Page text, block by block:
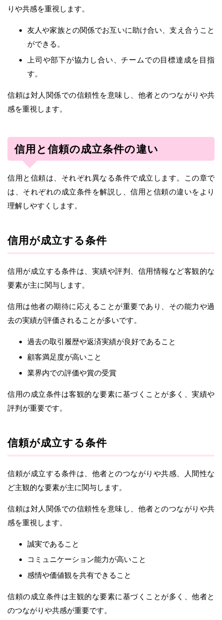
りや共感を重視します。
友人や家族との関係でお互いに助け合い、支え合うこと
ができる。
上司や部下が協力し合い、チームでの目標達成を目指
す。
信頼は対人関係での信頼性を意味し、他者とのつながりや共
感を重視します。
信用と信頼の成立条件の違い
信用と信頼は、それぞれ異なる条件で成立します。この章で
は、それぞれの成立条件を解説し、信用と信頼の違いをより
理解しやすくします。
信用が成立する条件
信用が成立する条件は、実績や評判、信用情報など客観的な
要素が主に関与します。
信用は他者の期待に応えることが重要であり、その能力や過
去の実績が評価されることが多いです。
過去の取引履歴や返済実績が良好であること
顧客満足度が高いこと
業界内での評価や賞の受賞
信用の成立条件は客観的な要素に基づくことが多く、実績や
評判が重要です。
信頼が成立する条件
信頼が成立する条件は、他者とのつながりや共感、人間性な
ど主観的な要素が主に関与します。
信頼は対人関係での信頼性を意味し、他者とのつながりや共
感を重視します。
誠実であること
コミュニケーション能力が高いこと
感情や価値観を共有できること
信頼の成立条件は主観的な要素に基づくことが多く、他者と
のつながりや共感が重要です。